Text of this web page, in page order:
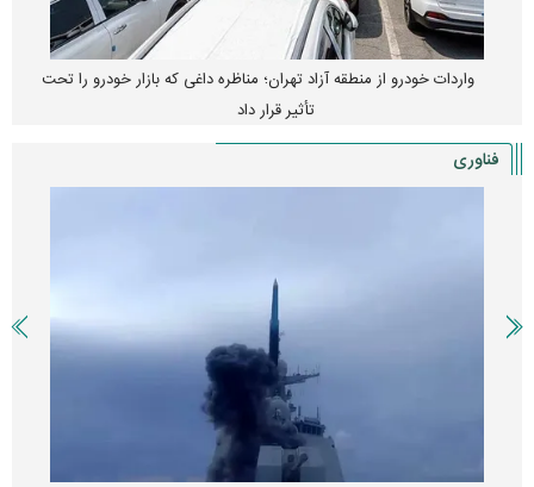
قیمت خودرو وارد فاز جدید شد/ اولین واکنش بازار به تحولات سیاسی +
جدول
فناوری